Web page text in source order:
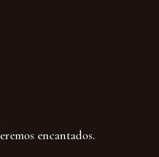
encantados.